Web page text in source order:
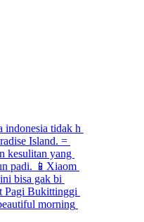
indonesia tidak h
Island. =
kesulitan yang
padi. 📱Xiaom
bisa gak bi
Pagi Bukittinggi
morning